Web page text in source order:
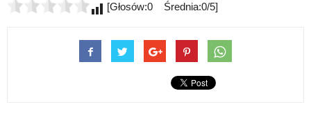
[Głosów:0 Średnia:0/5]